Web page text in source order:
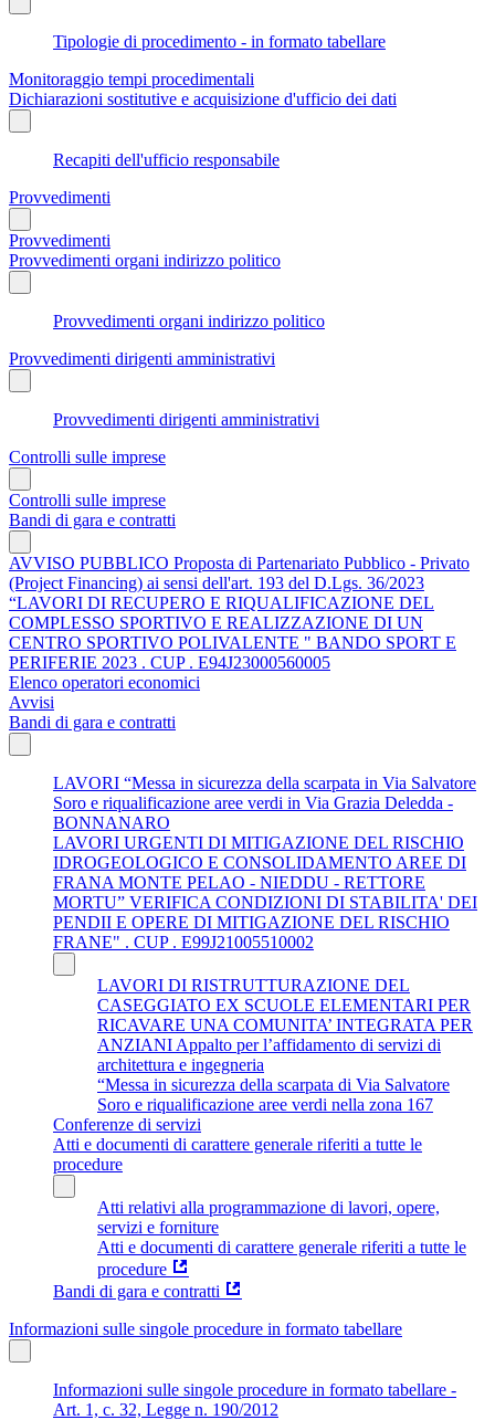
Tipologie di procedimento - in formato tabellare
Monitoraggio tempi procedimentali
Dichiarazioni sostitutive e acquisizione d'ufficio dei dati
Recapiti dell'ufficio responsabile
Provvedimenti
Provvedimenti
Provvedimenti organi indirizzo politico
Provvedimenti organi indirizzo politico
Provvedimenti dirigenti amministrativi
Provvedimenti dirigenti amministrativi
Controlli sulle imprese
Controlli sulle imprese
Bandi di gara e contratti
AVVISO PUBBLICO Proposta di Partenariato Pubblico - Privato
(Project Financing) ai sensi dell'art. 193 del D.Lgs. 36/2023
“LAVORI DI RECUPERO E RIQUALIFICAZIONE DEL
COMPLESSO SPORTIVO E REALIZZAZIONE DI UN
CENTRO SPORTIVO POLIVALENTE " BANDO SPORT E
PERIFERIE 2023 . CUP . E94J23000560005
Elenco operatori economici
Avvisi
Bandi di gara e contratti
LAVORI “Messa in sicurezza della scarpata in Via Salvatore
Soro e riqualificazione aree verdi in Via Grazia Deledda -
BONNANARO
LAVORI URGENTI DI MITIGAZIONE DEL RISCHIO
IDROGEOLOGICO E CONSOLIDAMENTO AREE DI
FRANA MONTE PELAO - NIEDDU - RETTORE
MORTU” VERIFICA CONDIZIONI DI STABILITA' DEI
PENDII E OPERE DI MITIGAZIONE DEL RISCHIO
FRANE" . CUP . E99J21005510002
LAVORI DI RISTRUTTURAZIONE DEL
CASEGGIATO EX SCUOLE ELEMENTARI PER
RICAVARE UNA COMUNITA’ INTEGRATA PER
ANZIANI Appalto per l’affidamento di servizi di
architettura e ingegneria
“Messa in sicurezza della scarpata di Via Salvatore
Soro e riqualificazione aree verdi nella zona 167
Conferenze di servizi
Atti e documenti di carattere generale riferiti a tutte le
procedure
Atti relativi alla programmazione di lavori, opere,
servizi e forniture
Atti e documenti di carattere generale riferiti a tutte le
procedure
Bandi di gara e contratti
Informazioni sulle singole procedure in formato tabellare
Informazioni sulle singole procedure in formato tabellare -
Art. 1, c. 32, Legge n. 190/2012